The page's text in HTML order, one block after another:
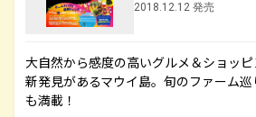
2018.12.12 発売
大自然から感度の高いグルメ＆ショッ
新発見があるマウイ島。旬のファーム
も満載！